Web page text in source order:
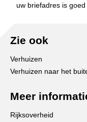
uw briefadres is
Zie ook
Verhuizen
Verhuizen naar het
Meer
Rijksoverheid